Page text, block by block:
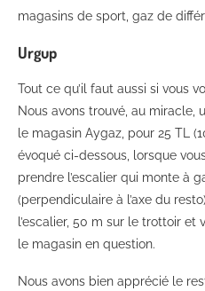
magasins de sport, gaz de
Urgup
Tout ce qu’il faut aussi si vous
Nous avons trouvé, au miracle,
le magasin Aygaz, pour 25 TL
évoqué ci-dessous, lorsque
prendre l’escalier qui monte à
(perpendiculaire à l’axe du
l’escalier, 50 m sur le trottoir
le magasin en question.
Nous avons bien apprécié le